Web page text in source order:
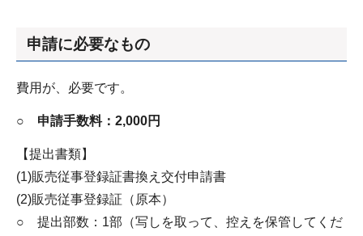
申請に必要なもの
費用が、必要です。
○ 申請手数料：2,000円
【提出書類】
(1)販売従事登録証書換え交付申請書
(2)販売従事登録証（原本）
○ 提出部数：1部（写しを取って、控えを保管してくだ